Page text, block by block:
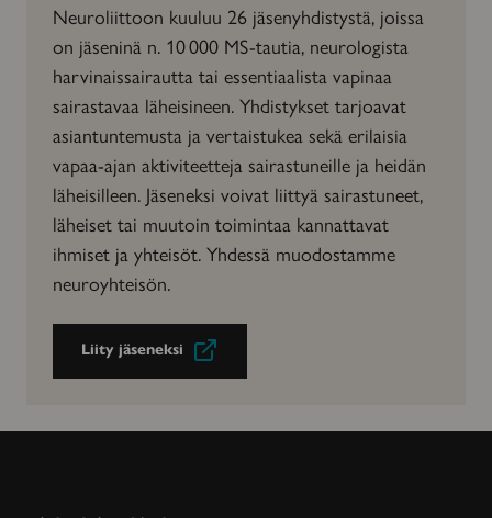
Neuroliittoon kuuluu 26 jäsenyhdistystä, joissa
on jäseninä n. 10 000 MS-tautia, neurologista
harvinaissairautta tai essentiaalista vapinaa
sairastavaa läheisineen. Yhdistykset tarjoavat
asiantuntemusta ja vertaistukea sekä erilaisia
vapaa-ajan aktiviteetteja sairastuneille ja heidän
läheisilleen. Jäseneksi voivat liittyä sairastuneet,
läheiset tai muutoin toimintaa kannattavat
ihmiset ja yhteisöt. Yhdessä muodostamme
neuroyhteisön.
Liity jäseneksi
Avain-